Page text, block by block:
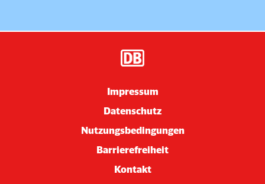
Impressum
Datenschutz
Nutzungsbedingungen
Barrierefreiheit
Kontakt